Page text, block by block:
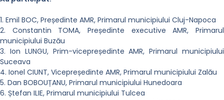
1. Emil BOC, Președinte AMR, Primarul municipiului Cluj-Napoca
2. Constantin TOMA, Președinte executive AMR, Primarul
municipiului Buzău
3. Ion LUNGU, Prim-vicepreședinte AMR, Primarul municipiului
Suceava
4. Ionel CIUNT, Vicepreședinte AMR, Primarul municipiului Zalău
5. Dan BOBOUȚANU, Primarul municipiului Hunedoara
6. Ștefan ILIE, Primarul municipiului Tulcea